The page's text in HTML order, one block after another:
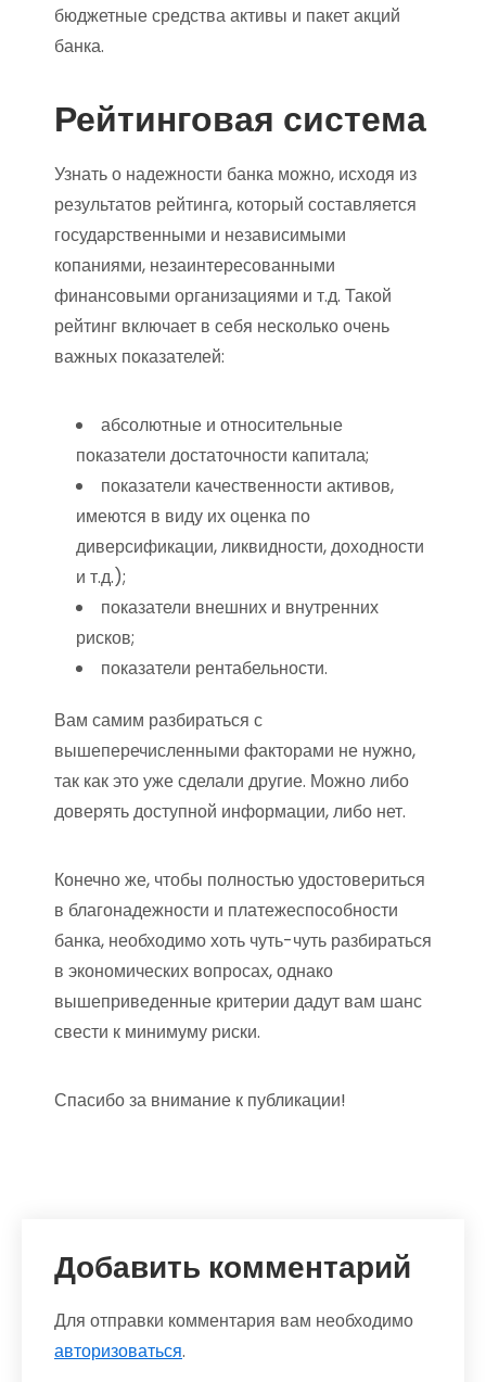
бюджетные средства активы и пакет акций
банка.
Рейтинговая система
Узнать о надежности банка можно, исходя из
результатов рейтинга, который составляется
государственными и независимыми
копаниями, незаинтересованными
финансовыми организациями и т.д. Такой
рейтинг включает в себя несколько очень
важных показателей:
абсолютные и относительные
показатели достаточности капитала;
показатели качественности активов,
имеются в виду их оценка по
диверсификации, ликвидности, доходности
и т.д.);
показатели внешних и внутренних
рисков;
показатели рентабельности.
Вам самим разбираться с
вышеперечисленными факторами не нужно,
так как это уже сделали другие. Можно либо
доверять доступной информации, либо нет.
Конечно же, чтобы полностью удостовериться
в благонадежности и платежеспособности
банка, необходимо хоть чуть-чуть разбираться
в экономических вопросах, однако
вышеприведенные критерии дадут вам шанс
свести к минимуму риски.
Спасибо за внимание к публикации!
Добавить комментарий
Для отправки комментария вам необходимо
авторизоваться.